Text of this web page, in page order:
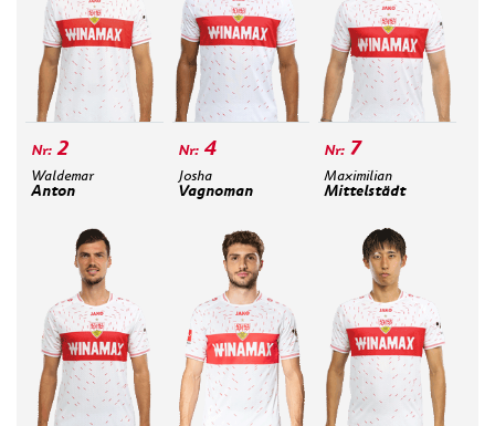
2
Waldemar
Anton
4
Josha
Vagnoman
7
Maximilian
Mittelstädt